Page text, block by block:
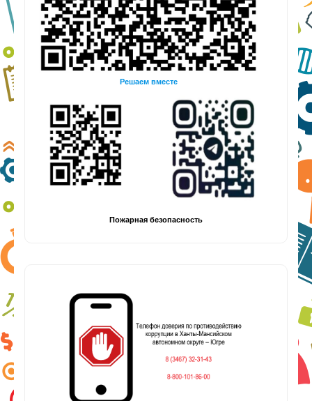
Решаем вместе
Пожарная безопасность